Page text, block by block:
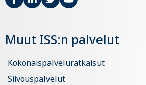
Muut ISS:n palvelut
Kokonaispalveluratkaisut
Siivouspalvelut